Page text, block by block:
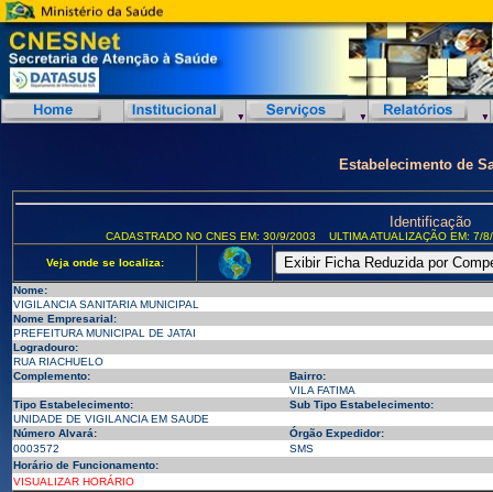
Estabelecimento de
Identificação
CADASTRADO NO CNES EM: 30/9/2003 ULTIMA ATUALIZAÇÃO EM:
Veja onde se localiza:
Nome:
VIGILANCIA SANITARIA MUNICIPAL
Nome Empresarial:
PREFEITURA MUNICIPAL DE JATAI
Logradouro:
RUA RIACHUELO
Complemento:
Bairro:
VILA FATIMA
Tipo Estabelecimento:
Sub Tipo Estabelecimento:
UNIDADE DE VIGILANCIA EM SAUDE
Número Alvará:
Órgão Expedidor:
0003572
SMS
Horário de Funcionamento:
VISUALIZAR HORÁRIO